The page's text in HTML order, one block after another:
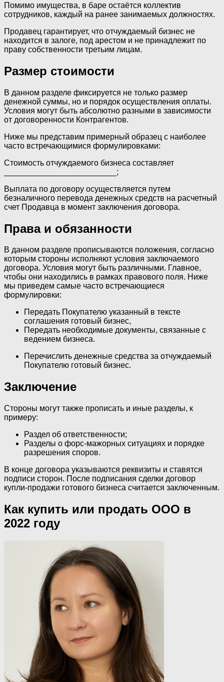
Помимо имущества, в баре остаётся коллектив
сотрудников, каждый на ранее занимаемых должностях.
Продавец гарантирует, что отчуждаемый бизнес не
находится в залоге, под арестом и не принадлежит по
праву собственности третьим лицам.
Размер стоимости
В данном разделе фиксируется не только размер
денежной суммы, но и порядок осуществления оплаты.
Условия могут быть абсолютно разными в зависимости
от договоренности Контрагентов.
Ниже мы представим примерный образец с наиболее
часто встречающимися формулировками:
Стоимость отчуждаемого бизнеса составляет
_________________________;
Выплата по договору осуществляется путем
безналичного перевода денежных средств на расчетный
счет Продавца в момент заключения договора.
Права и обязанности
В данном разделе прописываются положения, согласно
которым стороны исполняют условия заключаемого
договора. Условия могут быть различными. Главное,
чтобы они находились в рамках правового поля. Ниже
мы приведем самые часто встречающиеся
формулировки:
Передать Покупателю указанный в тексте
соглашения готовый бизнес,
Передать необходимые документы, связанные с
ведением бизнеса.
Перечислить денежные средства за отчуждаемый
Покупателю готовый бизнес.
Заключение
Стороны могут также прописать и иные разделы, к
примеру:
Раздел об ответственности;
Разделы о форс-мажорных ситуациях и порядке
разрешения споров.
В конце договора указываются реквизиты и ставятся
подписи сторон. После подписания сделки договор
купли-продажи готового бизнеса считается заключенным.
Как купить или продать ООО в
2022 году